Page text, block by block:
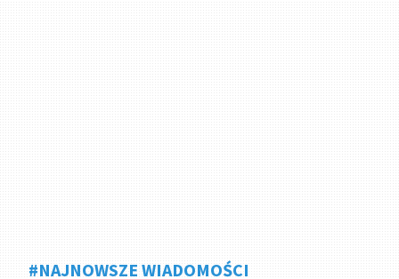
#NAJNOWSZE WIADOMOŚCI